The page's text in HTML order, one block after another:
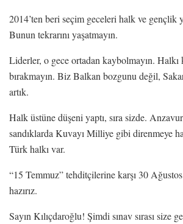
2014’ten beri seçim geceleri halk ve gençlik
Bunun tekrarını yaşatmayın.
Liderler, o gece ortadan kaybolmayın. Halkı
bırakmayın. Biz Balkan bozgunu değil,
artık.
Halk üstüne düşeni yaptı, sıra sizde.
sandıklarda Kuvayı Milliye gibi direnmeye
Türk halkı var.
“15 Temmuz” tehditçilerine karşı 30
hazırız.
Sayın Kılıçdaroğlu! Şimdi sınav sırası size